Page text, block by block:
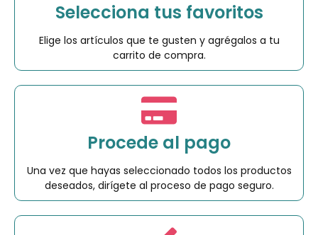
Selecciona tus favoritos
Elige los artículos que te gusten y agrégalos a tu
carrito de compra.
Procede al pago
Una vez que hayas seleccionado todos los productos
deseados, dirígete al proceso de pago seguro.